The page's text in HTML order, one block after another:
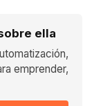
ella
emprender,